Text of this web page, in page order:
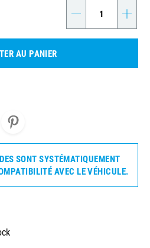
- +
AU PANIER
SONT SYSTÉMATIQUEMENT
AVEC LE VÉHICULE.